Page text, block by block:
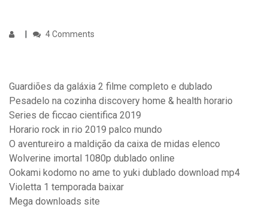
4 Comments
Guardiões da galáxia 2 filme completo e dublado
Pesadelo na cozinha discovery home & health horario
Series de ficcao cientifica 2019
Horario rock in rio 2019 palco mundo
O aventureiro a maldição da caixa de midas elenco
Wolverine imortal 1080p dublado online
Ookami kodomo no ame to yuki dublado download mp4
Violetta 1 temporada baixar
Mega downloads site